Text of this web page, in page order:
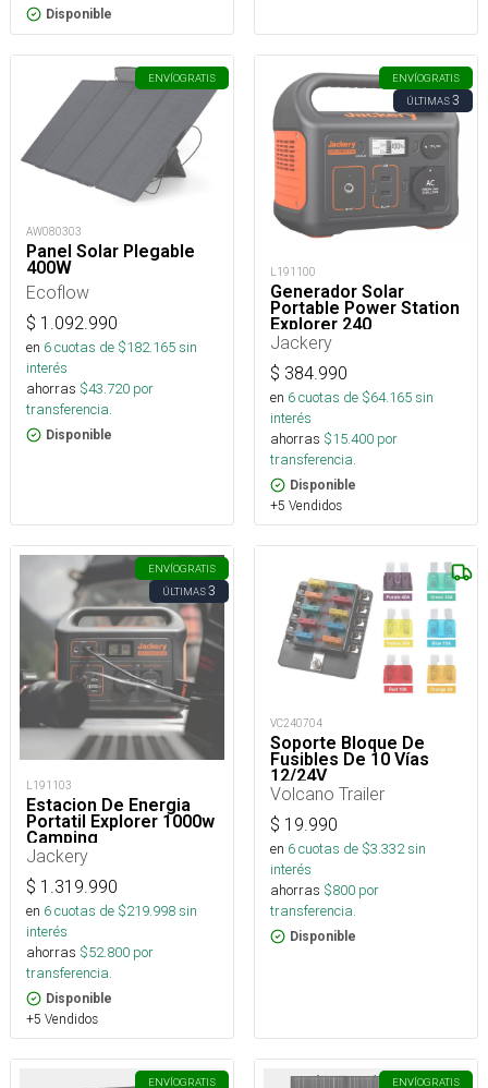
Disponible
ENVÍOGRATIS
AW080303
Panel Solar Plegable
400W
Ecoflow
$ 1.092.990
en 6cuotas de $182.165sin
interés
ahorras $43.720 por
transferencia.
Disponible
ENVÍOGRATIS
ÚLTIMAS3
L191100
Generador Solar
Portable Power Station
Explorer 240
Jackery
$ 384.990
en 6cuotas de $64.165sin
interés
ahorras $15.400 por
transferencia.
Disponible
+5 Vendidos
ENVÍOGRATIS
ÚLTIMAS3
L191103
Estacion De Energia
Portatil Explorer 1000w
Camping
Jackery
$ 1.319.990
en 6cuotas de $219.998sin
interés
ahorras $52.800 por
transferencia.
Disponible
+5 Vendidos
VC240704
Soporte Bloque De
Fusibles De 10 Vías
12/24V
Volcano Trailer
$ 19.990
en 6cuotas de $3.332sin
interés
ahorras $800 por
transferencia.
Disponible
ENVÍOGRATIS
ENVÍOGRATIS